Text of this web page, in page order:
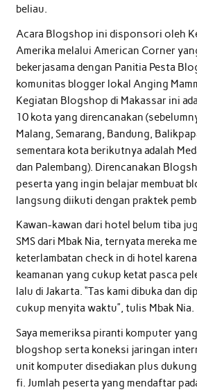
beliau.
Acara Blogshop ini disponsori oleh
Amerika melalui American Corner
bekerjasama dengan Panitia Pesta
komunitas blogger lokal Anging
Kegiatan Blogshop di Makassar ini
10 kota yang direncanakan
Malang, Semarang, Bandung,
sementara kota berikutnya adalah
dan Palembang). Direncanakan
peserta yang ingin belajar membuat
langsung diikuti dengan praktek
Kawan-kawan dari hotel belum tiba
SMS dari Mbak Nia, ternyata mereka
keterlambatan check in di hotel
keamanan yang cukup ketat pasca
lalu di Jakarta. “Tas kami dibuka dan
cukup menyita waktu”, tulis Mbak Nia.
Saya memeriksa piranti komputer
blogshop serta koneksi jaringan
unit komputer disediakan plus
fi. Jumlah peserta yang mendaftar